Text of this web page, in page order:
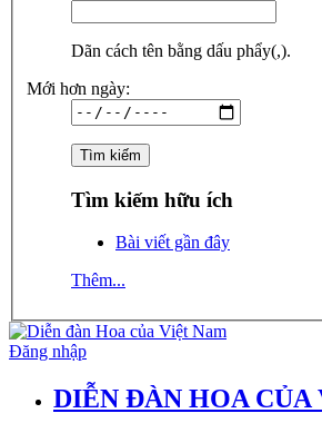
Dãn cách tên bằng dấu phẩy(,).
Mới hơn ngày:
Tìm kiếm hữu ích
Bài viết gần đây
Thêm...
Đăng nhập
DIỄN ĐÀN HOA CỦA